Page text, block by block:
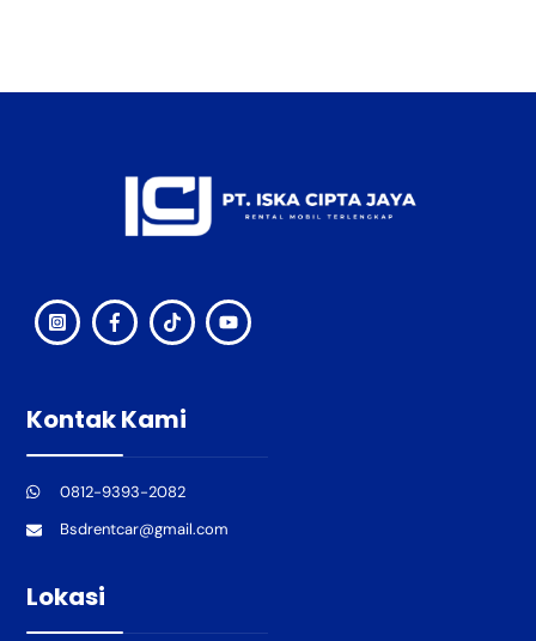
Kontak Kami
0812-9393-2082
Bsdrentcar@gmail.com
Lokasi